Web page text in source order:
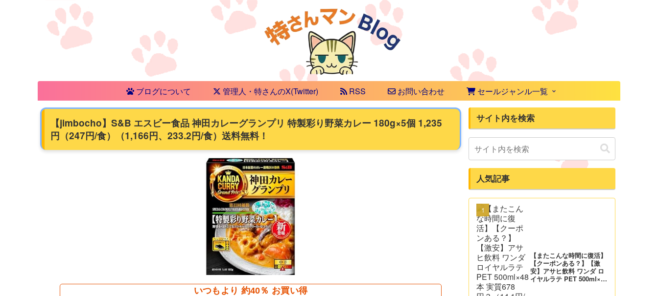
ブログについて 管理人・特さんのX(Twitter) RSS お問い合わせ セールジャンル一覧
【jimbocho】S&B エスビー食品 神田カレーグランプリ 特製彩り野菜カレー 180g×5個 1,235
円（247円/食）（1,166円、233.2円/食）送料無料！
いつもより 約40％ お買い得
サイト内を検索
人気記事
【またこんな時間に復活】
【クーポンある？】【激
安】アサヒ飲料 ワンダ ロ
イヤルラテ PET 500ml×48